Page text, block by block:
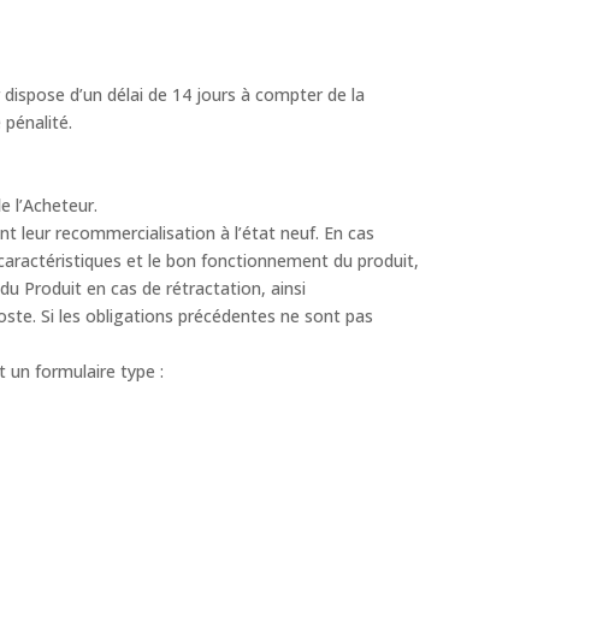
d’un délai de 14 jours à compter de la
l’Acheteur.
recommercialisation à l’état neuf. En cas
et le bon fonctionnement du produit,
Produit en cas de rétractation, ainsi
Si les obligations précédentes ne sont pas
un formulaire type :